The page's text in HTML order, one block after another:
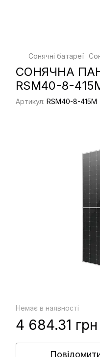
Сонячні батареї
СОНЯЧНА
RSM40-8-
Артикул: RSM40-8-415M
Немає в наявності
4 684.31 грн